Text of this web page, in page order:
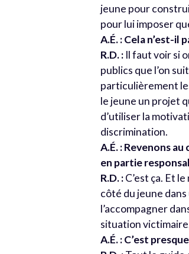
jeune pour
pour lui imposer
A.É. : Cela n’est-il
R.D. : Il faut voir si
publics que l’on
particulièrement
le jeune un projet
d’utiliser la
discrimination.
A.É. : Revenons
en partie
R.D. :C’est ça. Et
côté du jeune
l’accompagner
situation
A.É. : C’est